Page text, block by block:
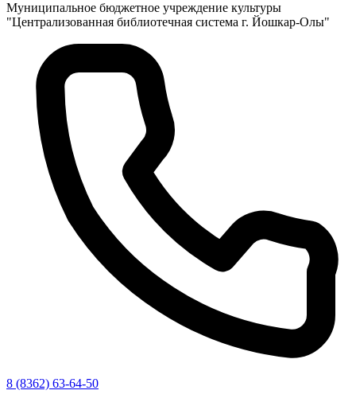
Муниципальное бюджетное учреждение культуры
"Централизованная библиотечная система г. Йошкар-Олы"
8 (8362) 63-64-50